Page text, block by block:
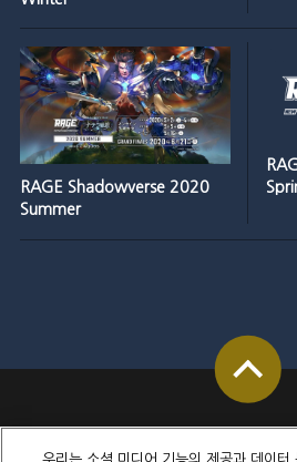
RAGE Shadowverse 2020
Summer